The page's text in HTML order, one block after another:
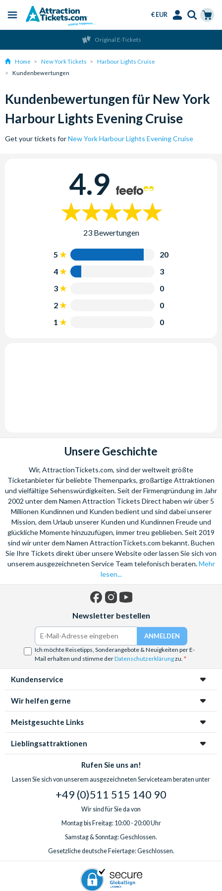
content
Menu
€ EUR
Original E-Tickets
Home New York Tickets
Harbour Lights Cruise
Kundenbewertungen
Kundenbewertungen für New York
Harbour Lights Evening Cruise
Get your tickets forNew York Harbour Lights Evening Cruise
4.9
23 Bewertungen
5
20
4
3
3
0
2
0
1
0
Unsere Geschichte
Wir, AttractionTickets.com, sind der weltweit größte
Ticketanbieter für beliebte Themenparks, großartige Attraktionen
und vielfältige Sehenswürdigkeiten. Seit der Firmengründung im Jahr
2002 unter dem Namen Attraction Tickets Direct haben wir über 5
Millionen Kundinnen und Kunden bedient und sind dabei unserer
Mission, dem Urlaub unserer Kunden und Kundinnen Freude und
glückliche Momente hinzuzufügen, immer treu geblieben. Seit 2019
sind wir unter dem Namen AttractionTickets.com bekannt. Buchen
Sie Ihre Tickets direkt über unsere Website oder lassen Sie sich von
unserem ausgezeichneten Service Team telefonisch beraten.Mehr
lesen...
Newsletter bestellen
Ich möchte Reisetipps, Sonderangebote & Neuigkeiten per E-
Mail erhalten und stimme derDatenschutzerklärungzu.
Kundenservice
Wir helfen gerne
Meistgesuchte Links
Lieblingsattraktionen
Rufen Sie uns an!
Lassen Sie sich von unserem ausgezeichneten Serviceteam beraten unter
+49 (0)511 515 140 90
Wir sind für Sie da von
Montag bis Freitag: 10:00 - 20:00 Uhr
Samstag & Sonntag: Geschlossen.
Gesetzliche deutsche Feiertage: Geschlossen.